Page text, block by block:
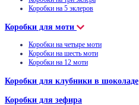
Коробки на 5 эклеров
Коробки для моти
Коробки на четыре моти
Коробки на шесть моти
Коробки на 12 моти
Коробки для клубники в шоколаде
Коробки для зефира